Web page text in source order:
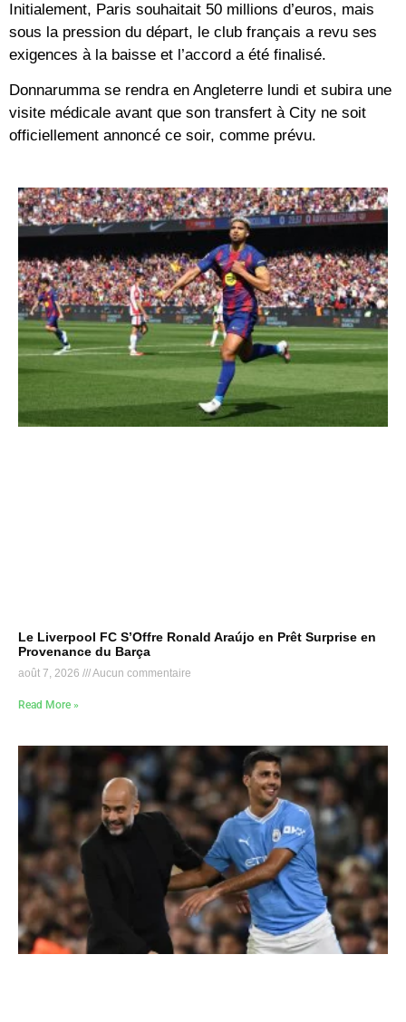
Initialement, Paris souhaitait 50 millions d’euros, mais
sous la pression du départ, le club français a revu ses
exigences à la baisse et l’accord a été finalisé.
Donnarumma se rendra en Angleterre lundi et subira une
visite médicale avant que son transfert à City ne soit
officiellement annoncé ce soir, comme prévu.
Le Liverpool FC S’Offre Ronald Araújo en Prêt Surprise en
Provenance du Barça
août 7, 2026 Aucun commentaire
Read More »